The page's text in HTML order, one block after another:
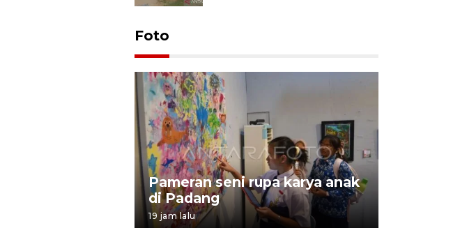
Foto
Pameran seni rupa karya anak
di Padang
19 jam lalu